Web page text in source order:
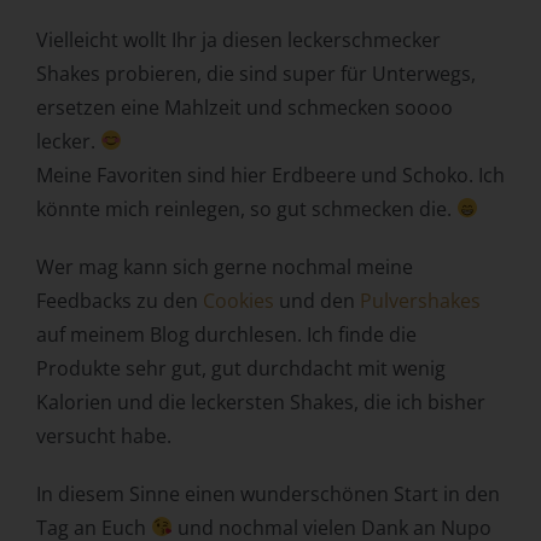
Vielleicht wollt Ihr ja diesen leckerschmecker
Shakes probieren, die sind super für Unterwegs,
ersetzen eine Mahlzeit und schmecken soooo
lecker.
Meine Favoriten sind hier Erdbeere und Schoko. Ich
könnte mich reinlegen, so gut schmecken die.
Wer mag kann sich gerne nochmal meine
Feedbacks zu den Cookies und den Pulvershakes
auf meinem Blog durchlesen. Ich finde die
Produkte sehr gut, gut durchdacht mit wenig
Kalorien und die leckersten Shakes, die ich bisher
versucht habe.
In diesem Sinne einen wunderschönen Start in den
Tag an Euch
und nochmal vielen Dank an Nupo
Erfassen, die Organisation, das Ordnen, die Speicherung,
die Anpassung oder Veränderung, das Auslesen, das
Abfragen, die Verwendung, die Offenlegung durch
Übermittlung, Verbreitung oder eine andere Form der
Bereitstellung, den Abgleich oder die Verknüpfung, die
d) Einschränkung der Verarbeitung
gespeicherter personenbezogener Daten mit dem Ziel,
ihre künftige Verarbeitung einzuschränken.
e) Profiling
Profiling ist jede Art der automatisierten Verarbeitung
personenbezogener Daten, die darin besteht, dass diese
personenbezogenen Daten verwendet werden, um
natürliche Person beziehen, zu bewerten, insbesondere,
um Aspekte bezüglich Arbeitsleistung, wirtschaftlicher